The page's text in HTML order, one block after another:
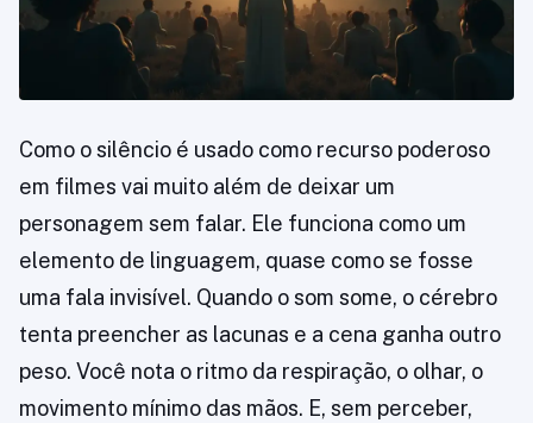
Como o silêncio é usado como recurso poderoso
em filmes vai muito além de deixar um
personagem sem falar. Ele funciona como um
elemento de linguagem, quase como se fosse
uma fala invisível. Quando o som some, o cérebro
tenta preencher as lacunas e a cena ganha outro
peso. Você nota o ritmo da respiração, o olhar, o
movimento mínimo das mãos. E, sem perceber,